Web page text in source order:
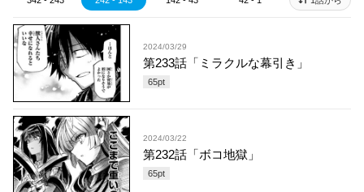
2024/03/29
第233話「ミラクルな幕引き」
65pt
2024/03/22
第232話「ボコ地獄」
65pt